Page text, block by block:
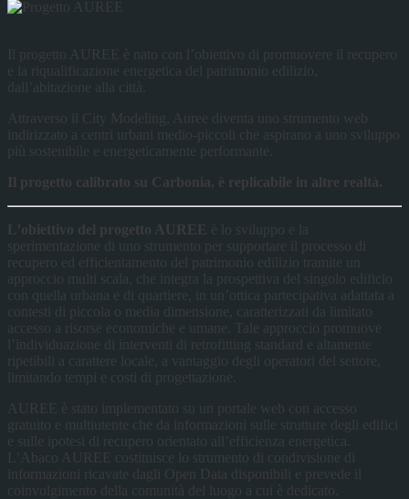
Il progetto AUREE è nato con l’obiettivo di promuovere il recupero
e la riqualificazione energetica del patrimonio edilizio,
dall’abitazione alla città.
Attraverso il City Modeling, Auree diventa uno strumento web
indirizzato a centri urbani medio-piccoli che aspirano a uno sviluppo
più sostenibile e energeticamente performante.
Il progetto calibrato su Carbonia, è replicabile in altre realtà.
L’obiettivo del progetto AUREE è lo sviluppo e la
sperimentazione di uno strumento per supportare il processo di
recupero ed efficientamento del patrimonio edilizio tramite un
approccio multi scala, che integra la prospettiva del singolo edificio
con quella urbana e di quartiere, in un’ottica partecipativa adattata a
contesti di piccola o media dimensione, caratterizzati da limitato
accesso a risorse economiche e umane. Tale approccio promuove
l’individuazione di interventi di retrofitting standard e altamente
ripetibili a carattere locale, a vantaggio degli operatori del settore,
limitando tempi e costi di progettazione.
AUREE è stato implementato su un portale web con accesso
gratuito e multiutente che da informazioni sulle strutture degli edifici
e sulle ipotesi di recupero orientato all’efficienza energetica.
L’Abaco AUREE costituisce lo strumento di condivisione di
informazioni ricavate dagli Open Data disponibili e prevede il
coinvolgimento della comunità del luogo a cui è dedicato.